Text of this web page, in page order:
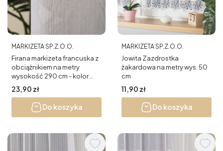
PRODUCENT
MARKIZETA SP.Z.O.O.
Firana markizeta francuska z
obciążnikiem na metry
wysokość 290 cm - kolor
biały
Cena
23,90 zł
Do koszyka
PRODUCENT
MARKIZETA SP.Z.O.O.
Jowita Zazdrostka
żakardowa na metry wys. 50
cm
Cena
11,90 zł
Do koszyka